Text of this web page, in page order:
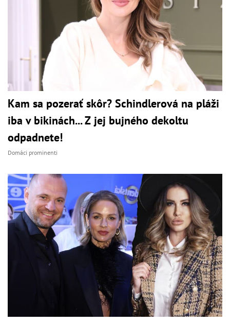
Kam sa pozerať skôr? Schindlerová na pláži
iba v bikinách... Z jej bujného dekoltu
odpadnete!
Domáci prominenti